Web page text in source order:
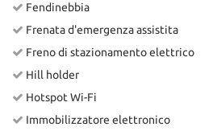
Fendinebbia
Frenata d'emergenza assistita
Freno di stazionamento elettrico
Hill holder
Hotspot Wi-Fi
Immobilizzatore elettronico